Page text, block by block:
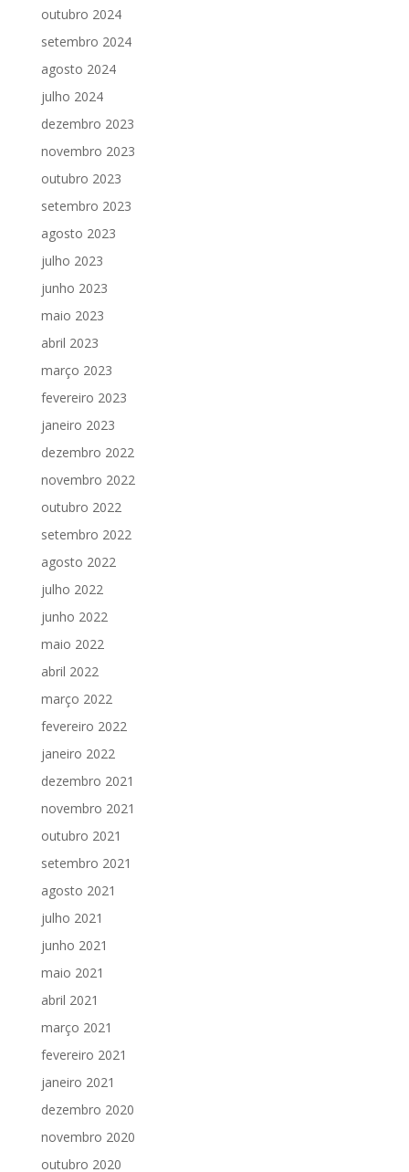
outubro 2024
setembro 2024
agosto 2024
julho 2024
dezembro 2023
novembro 2023
outubro 2023
setembro 2023
agosto 2023
julho 2023
junho 2023
maio 2023
abril 2023
março 2023
fevereiro 2023
janeiro 2023
dezembro 2022
novembro 2022
outubro 2022
setembro 2022
agosto 2022
julho 2022
junho 2022
maio 2022
abril 2022
março 2022
fevereiro 2022
janeiro 2022
dezembro 2021
novembro 2021
outubro 2021
setembro 2021
agosto 2021
julho 2021
junho 2021
maio 2021
abril 2021
março 2021
fevereiro 2021
janeiro 2021
dezembro 2020
novembro 2020
outubro 2020